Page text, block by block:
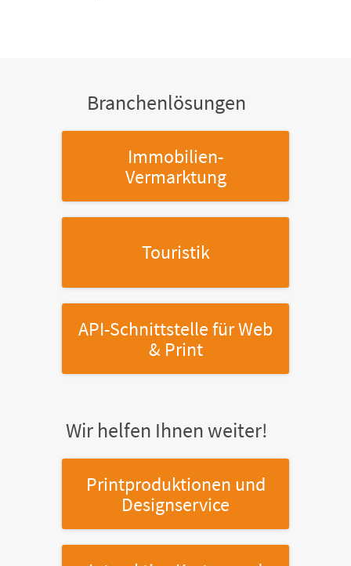
Branchenlösungen
Immobilien-
Vermarktung
Touristik
API-Schnittstellefür Web
& Print
Wir helfen Ihnen weiter!
Printproduktionen und
Designservice